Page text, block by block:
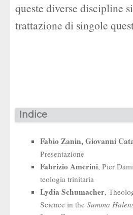
queste diverse discipline
trattazione di singole
Indice
Fabio Zanin, Giovanni
Presentazione
Fabrizio Amerini, Pier
teologia trinitaria
Lydia Schumacher,
Science in the Summa